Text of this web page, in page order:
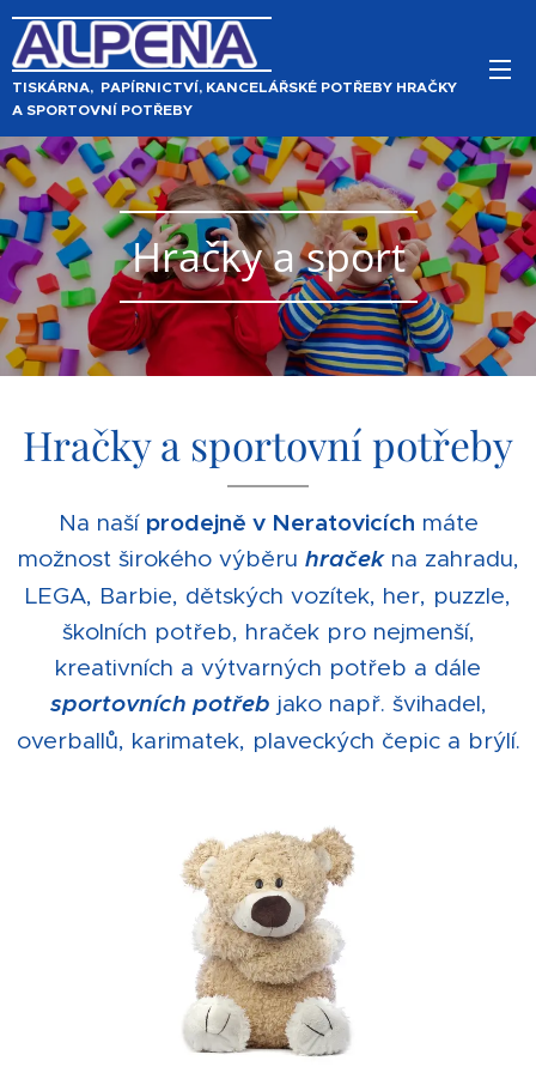
TISKÁRNA, PAPÍRNICTVÍ, KANCELÁŘSKÉ POTŘEBY HRAČKY
A SPORTOVNÍ POTŘEBY
Hračky a sport
Hračky a sportovní potřeby
Na naší prodejně v Neratovicích máte
možnost širokého výběru hračekna zahradu,
LEGA, Barbie, dětských vozítek, her, puzzle,
školních potřeb, hraček pro nejmenší,
kreativních a výtvarných potřeb a dále
sportovních potřeb jako např. švihadel,
overballů, karimatek, plaveckých čepic a brýlí.